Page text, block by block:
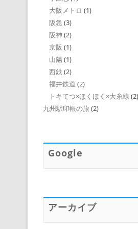
大阪メトロ (1)
阪急 (3)
阪神 (2)
京阪 (1)
山陽 (1)
西鉄 (2)
福井鉄道 (2)
トキてつ×ほくほく×大糸線 (2)
九州駅印帳の旅 (2)
Google
アーカイブ